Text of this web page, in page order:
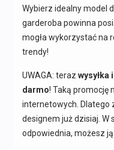
Wybierz idealny model
garderoba powinna
mogła wykorzystać na
trendy!
UWAGA: teraz wysyłka
darmo! Taką promocję
internetowych. Dlatego
designem już dzisiaj. W
odpowiednia, możesz ją